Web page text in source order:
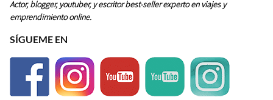
Actor, blogger, youtuber, y escritor best-seller experto en viajes y
emprendimiento online.
SÍGUEME EN